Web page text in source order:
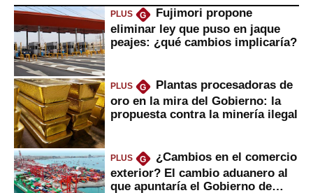
PLUS G
Fujimori propone
eliminar ley que puso en jaque
peajes: ¿qué cambios implicaría?
PLUS G
Plantas procesadoras de
oro en la mira del Gobierno: la
propuesta contra la minería ilegal
PLUS G
¿Cambios en el comercio
exterior? El cambio aduanero al
que apuntaría el Gobierno de